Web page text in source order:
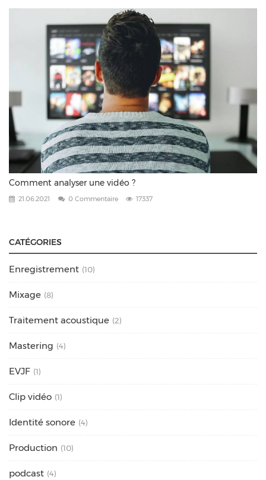
Comment analyser une vidéo ?
21.06.2021 0 Commentaire 17337
CATÉGORIES
Enregistrement (10)
Mixage (8)
Traitement acoustique (2)
Mastering (4)
EVJF (1)
Clip vidéo (1)
Identité sonore (4)
Production (10)
podcast (4)